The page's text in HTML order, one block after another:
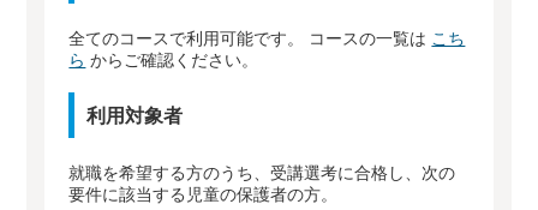
全てのコースで利用可能です。 コースの一覧は こち
ら からご確認ください。
利用対象者
就職を希望する方のうち、受講選考に合格し、次の
要件に該当する児童の保護者の方。